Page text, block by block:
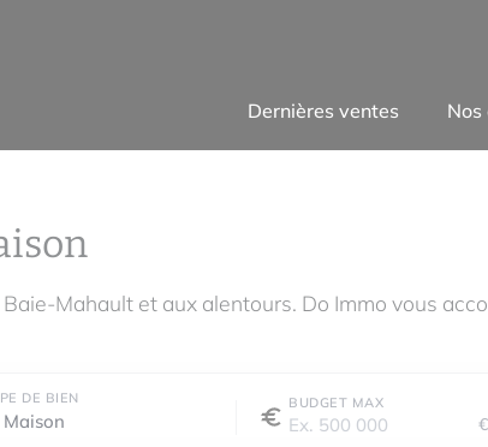
Dernières ventes Nos
Mahault et aux alentours. Do Immo vous
DE BIEN
Maison
BUDGET MAX
€